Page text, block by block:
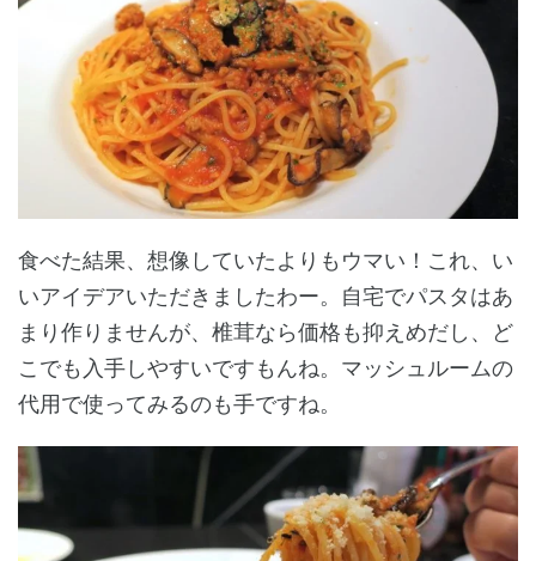
食べた結果、想像していたよりもウマい！これ、い
いアイデアいただきましたわー。自宅でパスタはあ
まり作りませんが、椎茸なら価格も抑えめだし、ど
こでも入手しやすいですもんね。マッシュルームの
代用で使ってみるのも手ですね。